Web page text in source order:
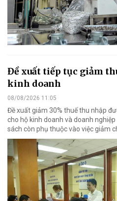
Đề xuất tiếp tục giảm
kinh doanh
08/08/2026 11:05
Đề xuất giảm 30% thuế thu nhập
cho hộ kinh doanh và doanh
sách còn phụ thuộc vào việc giảm